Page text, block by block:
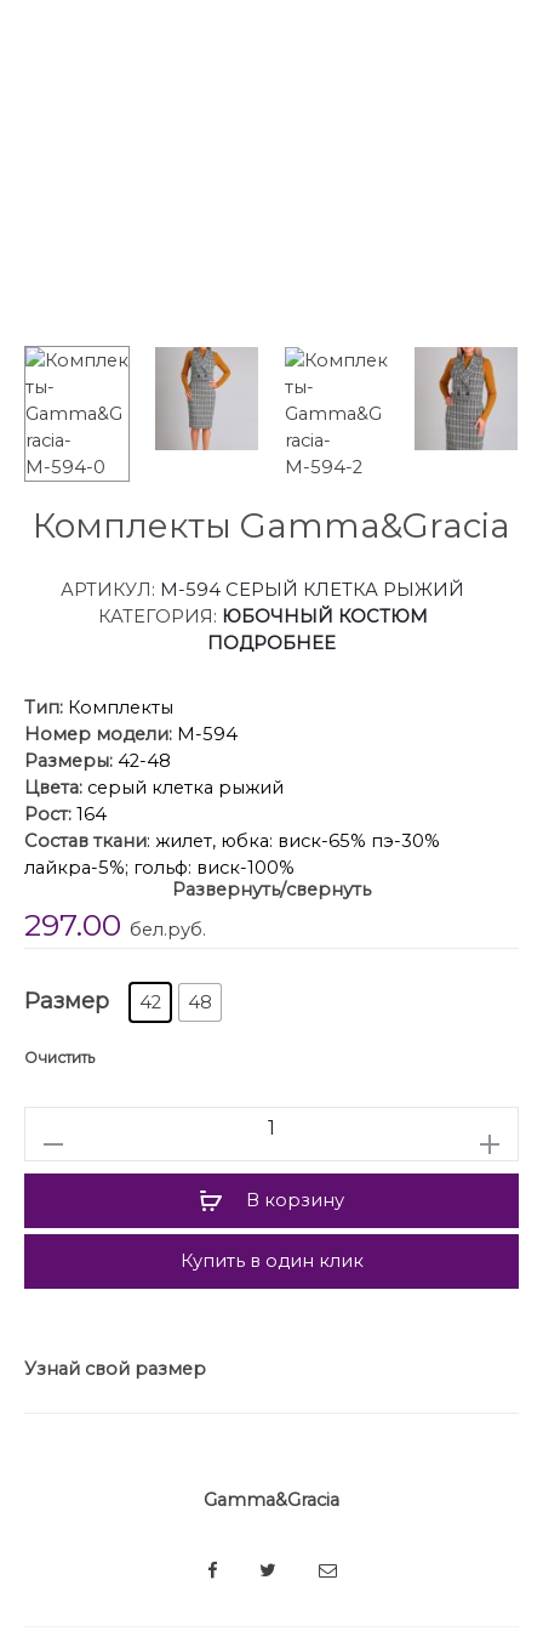
Комплекты Gamma&Gracia
АРТИКУЛ: М-594 СЕРЫЙ КЛЕТКА РЫЖИЙ
КАТЕГОРИЯ: ЮБОЧНЫЙ КОСТЮМ
ПОДРОБНЕЕ
Тип: Комплекты
Номер модели: М-594
Размеры: 42-48
Цвета: серый клетка рыжий
Рост: 164
Состав ткани: жилет, юбка: виск-65% пэ-30%
лайкра-5%; гольф: виск-100%
: Комплект из 3-х предметов. Жилет
прилегающего силуэта, короткий, на подкладке.
подкладке с завышенной линией талии, верхний
край юбки на обтачке, зауженного к низу силуэта, с
потайной молнией и шлицей в задних половинках.
Развернуть/свернуть
297.00 бел.руб.
Размер 42 48
Очистить
В корзину
Купить в один клик
Узнай свой размер
Gamma&Gracia
SHARE